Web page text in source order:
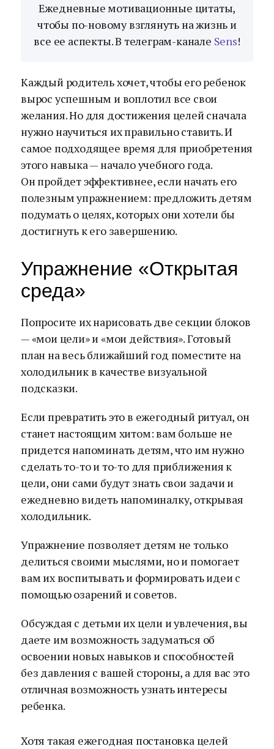
Ежедневные мотивационные цитаты,
чтобы по-новому взглянуть на жизнь и
все ее аспекты. В телеграм-канале Sens!
Каждый родитель хочет, чтобы его ребенок
вырос успешным и воплотил все свои
желания. Но для достижения целей сначала
нужно научиться их правильно ставить. И
самое подходящее время для приобретения
этого навыка — начало учебного года.
Он пройдет эффективнее, если начать его
полезным упражнением: предложить детям
подумать о целях, которых они хотели бы
достигнуть к его завершению.
Упражнение «Открытая
среда»
Попросите их нарисовать две секции блоков
— «мои цели» и «мои действия». Готовый
план на весь ближайший год поместите на
холодильник в качестве визуальной
подсказки.
Если превратить это в ежегодный ритуал, он
станет настоящим хитом: вам больше не
придется напоминать детям, что им нужно
сделать то-то и то-то для приближения к
цели, они сами будут знать свои задачи и
ежедневно видеть напоминалку, открывая
холодильник.
Упражнение позволяет детям не только
делиться своими мыслями, но и помогает
вам их воспитывать и формировать идеи с
помощью озарений и советов.
Обсуждая с детьми их цели и увлечения, вы
даете им возможность задуматься об
освоении новых навыков и способностей
без давления с вашей стороны, а для вас это
отличная возможность узнать интересы
ребенка.
Хотя такая ежегодная постановка целей